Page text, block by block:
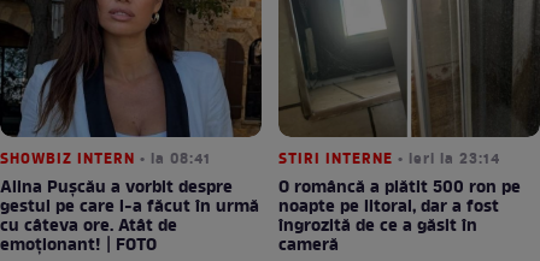
SHOWBIZ INTERN • la 08:41
Alina Pușcău a vorbit despre
gestul pe care l-a făcut în urmă
cu câteva ore. Atât de
emoționant! | FOTO
STIRI INTERNE • ieri la 23:14
O româncă a plătit 500 ron pe
noapte pe litoral, dar a fost
îngrozită de ce a găsit în
cameră